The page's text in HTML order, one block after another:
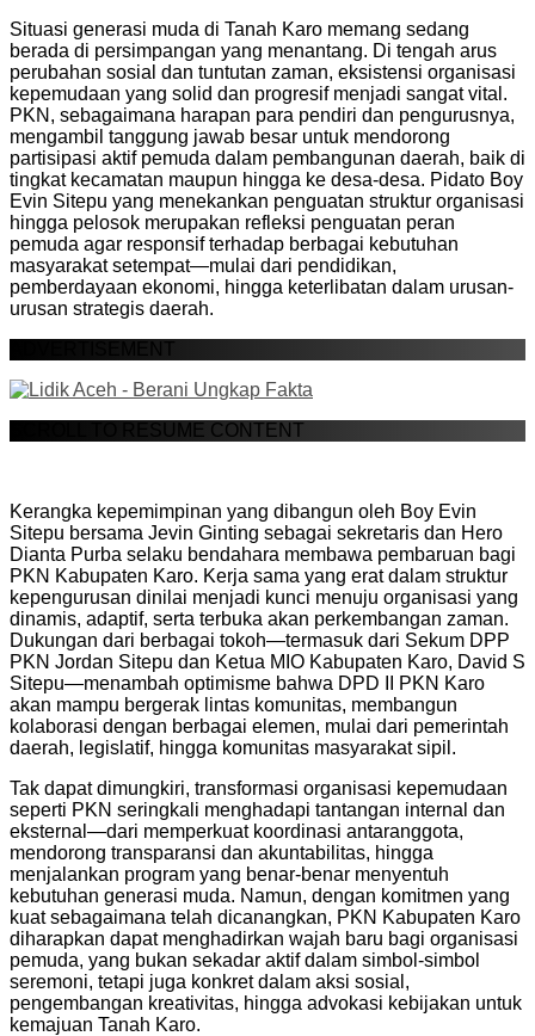
Situasi generasi muda di Tanah Karo memang sedang
berada di persimpangan yang menantang. Di tengah arus
perubahan sosial dan tuntutan zaman, eksistensi organisasi
kepemudaan yang solid dan progresif menjadi sangat vital.
PKN, sebagaimana harapan para pendiri dan pengurusnya,
mengambil tanggung jawab besar untuk mendorong
partisipasi aktif pemuda dalam pembangunan daerah, baik di
tingkat kecamatan maupun hingga ke desa-desa. Pidato Boy
Evin Sitepu yang menekankan penguatan struktur organisasi
hingga pelosok merupakan refleksi penguatan peran
pemuda agar responsif terhadap berbagai kebutuhan
masyarakat setempat—mulai dari pendidikan,
pemberdayaan ekonomi, hingga keterlibatan dalam urusan-
urusan strategis daerah.
ADVERTISEMENT
SCROLL TO RESUME CONTENT
Kerangka kepemimpinan yang dibangun oleh Boy Evin
Sitepu bersama Jevin Ginting sebagai sekretaris dan Hero
Dianta Purba selaku bendahara membawa pembaruan bagi
PKN Kabupaten Karo. Kerja sama yang erat dalam struktur
kepengurusan dinilai menjadi kunci menuju organisasi yang
dinamis, adaptif, serta terbuka akan perkembangan zaman.
Dukungan dari berbagai tokoh—termasuk dari Sekum DPP
PKN Jordan Sitepu dan Ketua MIO Kabupaten Karo, David S
Sitepu—menambah optimisme bahwa DPD II PKN Karo
akan mampu bergerak lintas komunitas, membangun
kolaborasi dengan berbagai elemen, mulai dari pemerintah
daerah, legislatif, hingga komunitas masyarakat sipil.
Tak dapat dimungkiri, transformasi organisasi kepemudaan
seperti PKN seringkali menghadapi tantangan internal dan
eksternal—dari memperkuat koordinasi antaranggota,
mendorong transparansi dan akuntabilitas, hingga
menjalankan program yang benar-benar menyentuh
kebutuhan generasi muda. Namun, dengan komitmen yang
kuat sebagaimana telah dicanangkan, PKN Kabupaten Karo
diharapkan dapat menghadirkan wajah baru bagi organisasi
pemuda, yang bukan sekadar aktif dalam simbol-simbol
seremoni, tetapi juga konkret dalam aksi sosial,
pengembangan kreativitas, hingga advokasi kebijakan untuk
kemajuan Tanah Karo.